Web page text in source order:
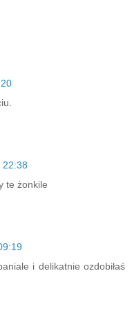
22:38
te żonkile
i delikatnie ozdobiłaś